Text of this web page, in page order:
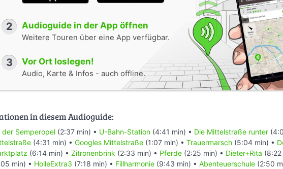
2 Audioguide in der App öffnen
Weitere Touren über eine App verfügbar.
3 Vor Ort loslegen!
Audio, Karte & Infos - auch offline.
in diesem Audioguide:
der Semperopel (2:37 min) • U-Bahn-Station (4:41 min) • Die Mittelstraße runter
(4:31 min) • Googles Mittelstraße (1:07 min) • Trauermarsch (5:04 min) •
(6:14 min) • Zitronenbrink (2:33 min) • Pferde (2:25 min) • Dieter+Rita (8:22
min) • HolleExtra3 (7:18 min) • Fillharmonie (9:43 min) • Abenteuerschule (2:50